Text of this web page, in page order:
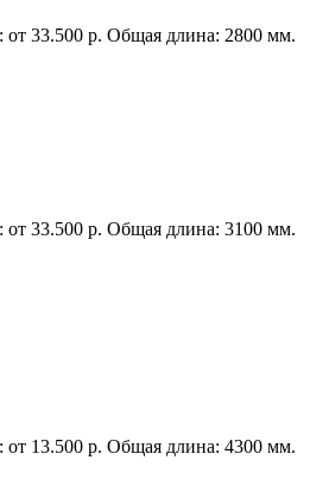
от 33.500 р. Общая длина: 2800 мм.
от 33.500 р. Общая длина: 3100 мм.
от 13.500 р. Общая длина: 4300 мм.